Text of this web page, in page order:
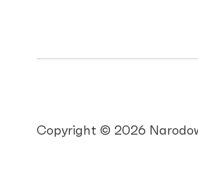
Copyright © 2026